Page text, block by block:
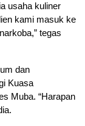
usaha kuliner
kami masuk ke
tegas
dan
Kuasa
Muba. “Harapan